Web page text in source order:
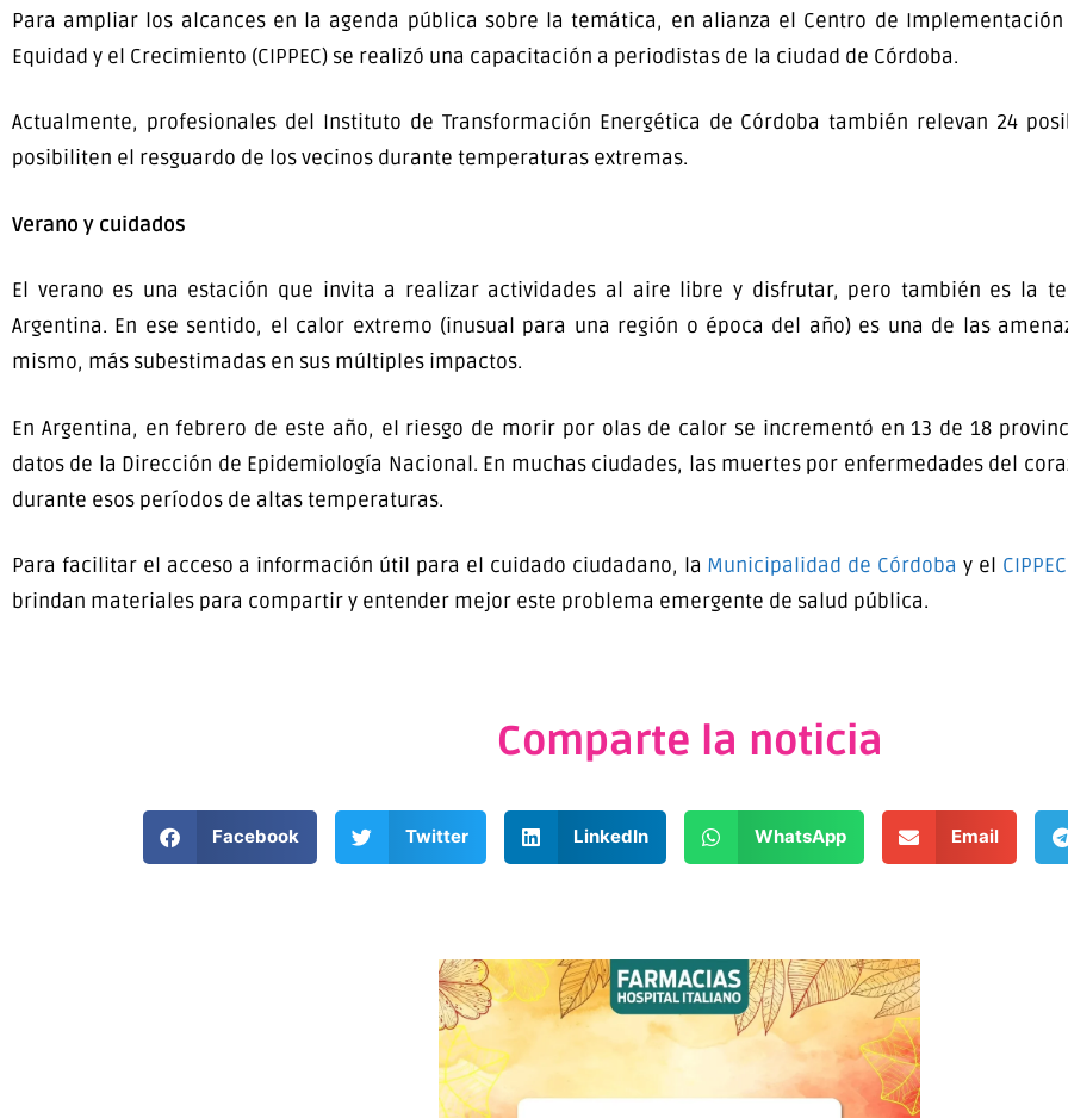
Para ampliar los alcances en la agenda pública sobre la temática, en alianza el Centro de
Equidad y el Crecimiento (CIPPEC) se realizó una capacitación a periodistas de la ciudad de Córdoba.
Actualmente, profesionales del Instituto de Transformación Energética de Córdoba también relevan 24
posibiliten el resguardo de los vecinos durante temperaturas extremas.
Verano y cuidados
El verano es una estación que invita a realizar actividades al aire libre y disfrutar, pero también es la
Argentina. En ese sentido, el calor extremo (inusual para una región o época del año) es una de las
mismo, más subestimadas en sus múltiples impactos.
En Argentina, en febrero de este año, el riesgo de morir por olas de calor se incrementó en 13 de 18
datos de la Dirección de Epidemiología Nacional. En muchas ciudades, las muertes por enfermedades del
durante esos períodos de altas temperaturas.
Para facilitar el acceso a información útil para el cuidado ciudadano, la Municipalidad de Córdoba y el CIPPEC
brindan materiales para compartir y entender mejor este problema emergente de salud pública.
Comparte la noticia
Facebook Twitter LinkedIn WhatsApp Email